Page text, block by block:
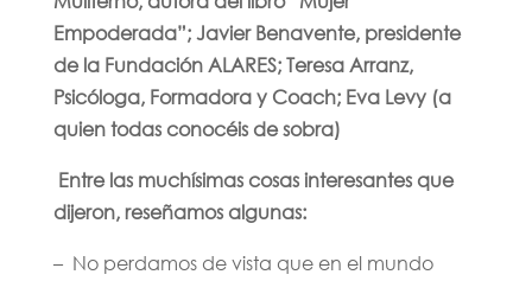
Empoderada”; Javier Benavente, presidente
de la Fundación ALARES; Teresa Arranz,
Psicóloga, Formadora y Coach; Eva Levy (a
quien todas conocéis de sobra)
Entre las muchísimas cosas interesantes que
dijeron, reseñamos algunas:
– No perdamos de vista que en el mundo